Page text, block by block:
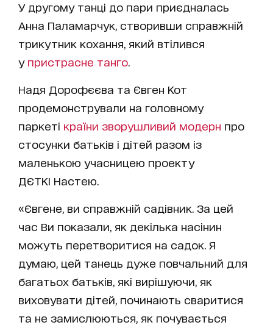
У другому танці до пари приєдналась
Анна Паламарчук, створивши справжній
трикутник кохання, який втілився
у пристрасне танго
Надя Дорофєєва та Євген Кот
продемонстрували на головному
паркеті країни зворушливий модерн про
стосунки батьків і дітей разом із
маленькою учасницею проекту
ДЄТКІ Настею.
«Євгене, ви справжній садівник. За цей
час Ви показали, як декілька насінин
можуть перетворитися на садок. Я
думаю, цей танець дуже повчальний для
багатьох батьків, які вирішуючи, як
виховувати дітей, починають сваритися
та не замислюються, як почувається